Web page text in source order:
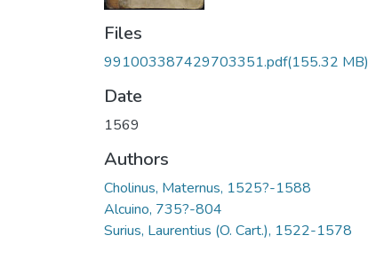
Files
991003387429703351.pdf(155.32 MB)
Date
1569
Authors
Cholinus, Maternus, 1525?-1588
Alcuino, 735?-804
Surius, Laurentius (O. Cart.), 1522-1578